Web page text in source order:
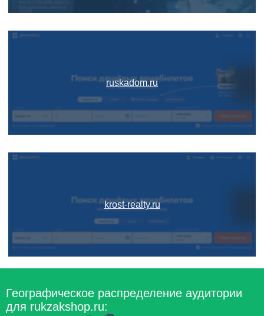
ruskadom.ru
krost-realty.ru
Географическое распределение аудитории
для rukzakshop.ru: